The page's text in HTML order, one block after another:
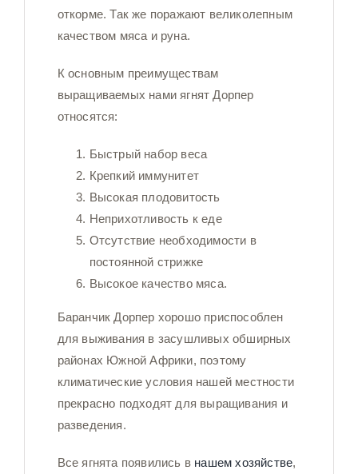
откорме. Так же поражают великолепным
качеством мяса и руна.
К основным преимуществам
выращиваемых нами ягнят Дорпер
относятся:
Быстрый набор веса
Крепкий иммунитет
Высокая плодовитость
Неприхотливость к еде
Отсутствие необходимости в
постоянной стрижке
Высокое качество мяса.
Баранчик Дорпер хорошо приспособлен
для выживания в засушливых обширных
районах Южной Африки, поэтому
климатические условия нашей местности
прекрасно подходят для выращивания и
разведения.
Все ягнята появились в нашем хозяйстве,